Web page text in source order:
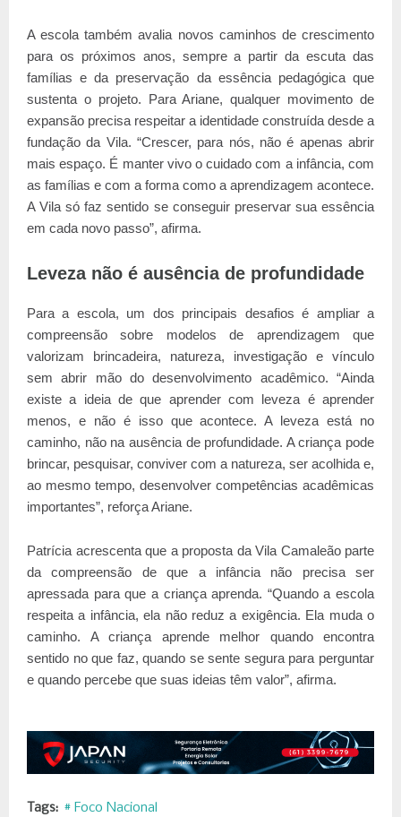
A escola também avalia novos caminhos de crescimento
para os próximos anos, sempre a partir da escuta das
famílias e da preservação da essência pedagógica que
sustenta o projeto. Para Ariane, qualquer movimento de
expansão precisa respeitar a identidade construída desde a
fundação da Vila. “Crescer, para nós, não é apenas abrir
mais espaço. É manter vivo o cuidado com a infância, com
as famílias e com a forma como a aprendizagem acontece.
A Vila só faz sentido se conseguir preservar sua essência
em cada novo passo”, afirma.
Leveza não é ausência de profundidade
Para a escola, um dos principais desafios é ampliar a
compreensão sobre modelos de aprendizagem que
valorizam brincadeira, natureza, investigação e vínculo
sem abrir mão do desenvolvimento acadêmico. “Ainda
existe a ideia de que aprender com leveza é aprender
menos, e não é isso que acontece. A leveza está no
caminho, não na ausência de profundidade. A criança pode
brincar, pesquisar, conviver com a natureza, ser acolhida e,
ao mesmo tempo, desenvolver competências acadêmicas
importantes”, reforça Ariane.
Patrícia acrescenta que a proposta da Vila Camaleão parte
da compreensão de que a infância não precisa ser
apressada para que a criança aprenda. “Quando a escola
respeita a infância, ela não reduz a exigência. Ela muda o
caminho. A criança aprende melhor quando encontra
sentido no que faz, quando se sente segura para perguntar
e quando percebe que suas ideias têm valor”, afirma.
Tags: # Foco Nacional